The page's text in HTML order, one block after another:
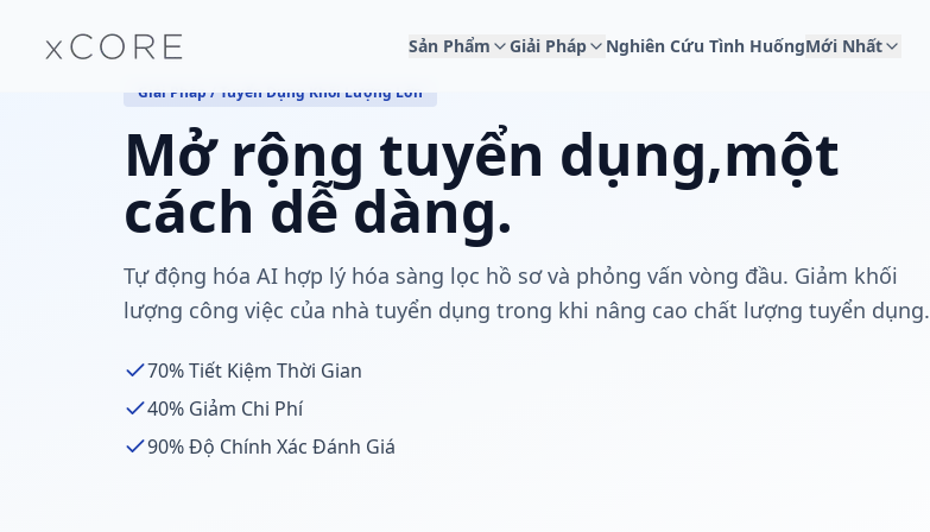
Sản Phẩm Giải Pháp Nghiên Cứu Tình HuốngMới Nhất
Giải Pháp / Tuyển Dụng Khối Lượng Lớn
Mở rộng tuyển dụng,một
cách dễ dàng.
Tự động hóa AI hợp lý hóa sàng lọc hồ sơ và phỏng vấn vòng đầu. Giảm khối
lượng công việc của nhà tuyển dụng trong khi nâng cao chất lượng tuyển dụng.
70%Tiết Kiệm Thời Gian
40% Giảm Chi Phí
90%Độ Chính Xác Đánh Giá